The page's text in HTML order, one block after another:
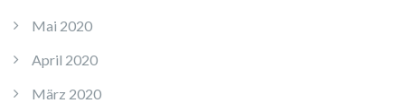
Mai 2020
April 2020
März 2020